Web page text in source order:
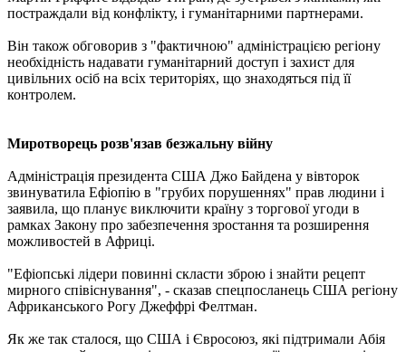
постраждали від конфлікту, і гуманітарними партнерами.
Він також обговорив з "фактичною" адміністрацією регіону
необхідність надавати гуманітарний доступ і захист для
цивільних осіб на всіх територіях, що знаходяться під її
контролем.
Миротворець розв'язав безжальну війну
Адміністрація президента США Джо Байдена у вівторок
звинуватила Ефіопію в "грубих порушеннях" прав людини і
заявила, що планує виключити країну з торгової угоди в
рамках Закону про забезпечення зростання та розширення
можливостей в Африці.
"Ефіопські лідери повинні скласти зброю і знайти рецепт
мирного співіснування", - сказав спецпосланець США регіону
Африканського Рогу Джеффрі Фелтман.
Як же так сталося, що США і Євросоюз, які підтримали Абія